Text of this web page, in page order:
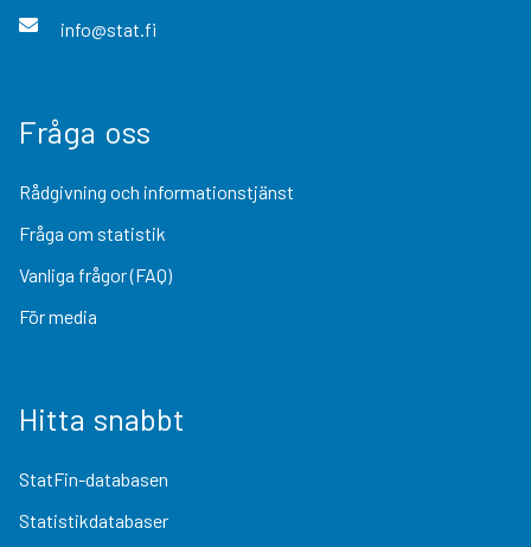
info@stat.fi
Fråga oss
Rådgivning och informationstjänst
Fråga om statistik
Vanliga frågor (FAQ)
För media
Hitta snabbt
StatFin-databasen
Statistikdatabaser